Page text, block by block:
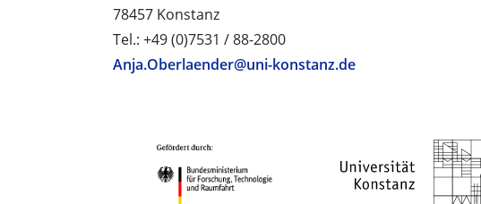
78457 Konstanz
Tel.: +49 (0)7531 / 88-2800
Anja.Oberlaender@uni-konstanz.de